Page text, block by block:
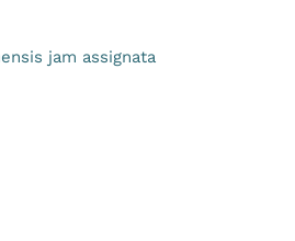
jam assignata